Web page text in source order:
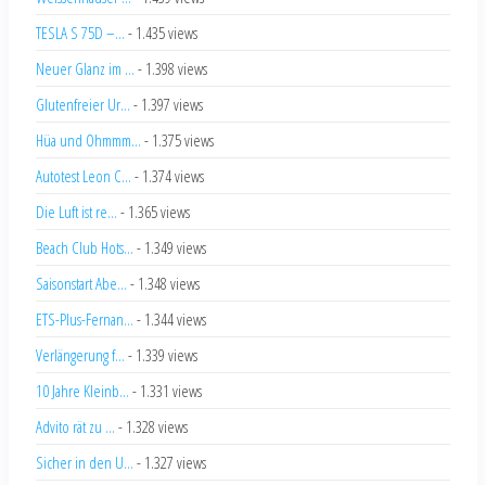
TESLA S 75D –... - 1.435 views
Neuer Glanz im ... - 1.398 views
Glutenfreier Ur... - 1.397 views
Hüa und Ohmmm... - 1.375 views
Autotest Leon C... - 1.374 views
Die Luft ist re... - 1.365 views
Beach Club Hots... - 1.349 views
Saisonstart Abe... - 1.348 views
ETS-Plus-Fernan... - 1.344 views
Verlängerung f... - 1.339 views
10 Jahre Kleinb... - 1.331 views
Advito rät zu ... - 1.328 views
Sicher in den U... - 1.327 views